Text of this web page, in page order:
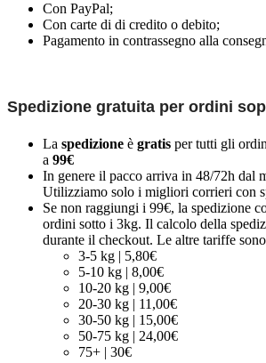
Con PayPal;
Con carte di di credito o debito;
Pagamento in contrassegno alla
Spedizione gratuita per ordini
La spedizione è gratis per tutti gli
a 99€
In genere il pacco arriva in 48/72h dal
Utilizziamo solo i migliori corrieri con
Se non raggiungi i 99€, la spedizione
ordini sotto i 3kg. Il calcolo della
durante il checkout. Le altre tariffe
3-5 kg | 5,80€
5-10 kg | 8,00€
10-20 kg | 9,00€
20-30 kg | 11,00€
30-50 kg | 15,00€
50-75 kg | 24,00€
75+ | 30€